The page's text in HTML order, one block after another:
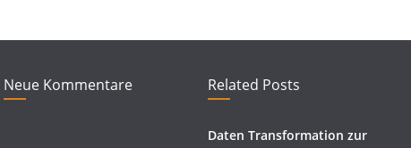
Neue Kommentare Related Posts
Daten Transformation zur